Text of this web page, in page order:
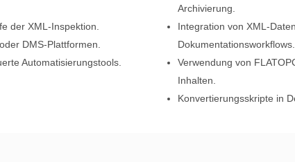
der XML-Inspektion.
DMS-Plattformen.
Automatisierungstools.
Archivierung.
Integration von XML-
Dokumentationsworkflows.
Verwendung von
Inhalten.
Konvertierungsskripte in